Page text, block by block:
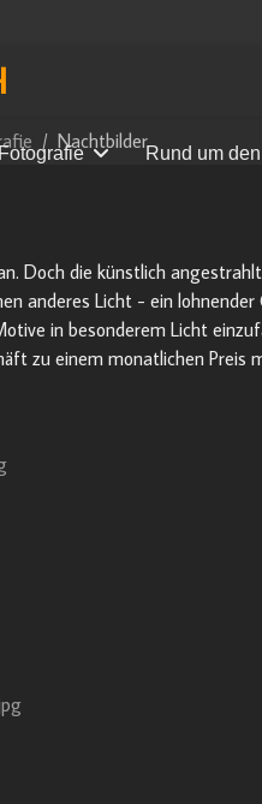
Rund um
Nachtbilder
Doch die künstlich
anderes Licht - ein
in besonderem Licht
zu einem monatlichen